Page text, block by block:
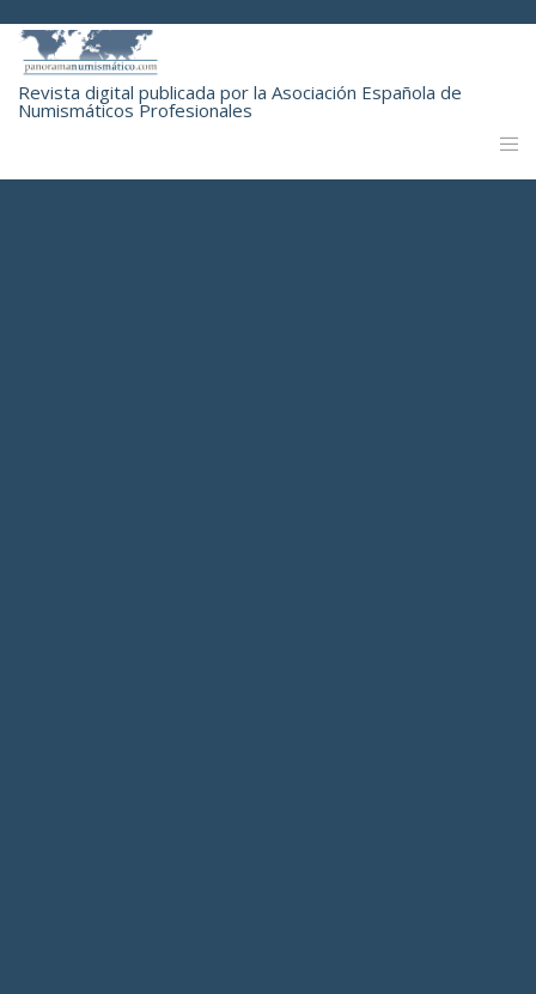
Revista digital publicada por la Asociación Española de
Numismáticos Profesionales